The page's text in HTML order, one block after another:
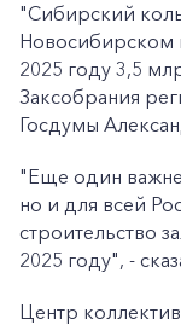
"Сибирский
Новосибирском
2025 году 3,5
Заксобрания
Госдумы
"Еще один
но и для всей
строительство
2025 году", -
Центр